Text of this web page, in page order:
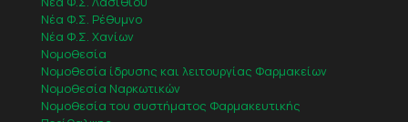
Νέα Φ.Σ. Ρέθυμνο
Νέα Φ.Σ. Χανίων
Νομοθεσία
Νομοθεσία ίδρυσης και λειτουργίας Φαρμακείων
Νομοθεσία Ναρκωτικών
Νομοθεσία του συστήματος Φαρμακευτικής